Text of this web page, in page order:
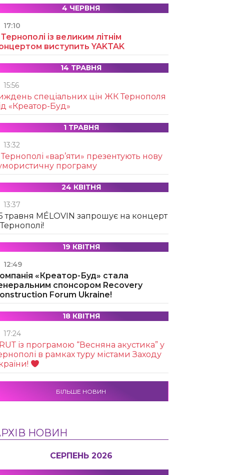
4 ЧЕРВНЯ
17:10
із великим літнім
виступить YAKTAK
14 ТРАВНЯ
15:56
спеціальних цін ЖК Тернополя
«Креатор-Буд»
1 ТРАВНЯ
13:32
«вар’яти» презентують нову
програму
24 КВІТНЯ
13:37
травня MÉLOVIN запрошує на концерт
19 КВІТНЯ
12:49
«Креатор-Буд» стала
спонсором Recovery
Forum Ukraine!
18 КВІТНЯ
17:24
із програмою “Весняна акустика” у
в рамках туру містами Заходу
БІЛЬШЕ НОВИН
НОВИН
СЕРПЕНЬ 2026